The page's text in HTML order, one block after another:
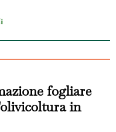
fogliare
in